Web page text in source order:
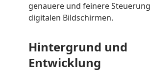
genauere und feinere
digitalen Bildschirmen.
Hintergrund und
Entwicklung